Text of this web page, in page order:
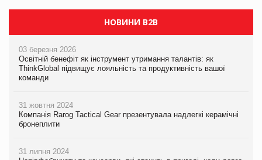
НОВИНИ B2B
03 березня 2026
Освітній бенефіт як інструмент утримання талантів: як
ThinkGlobal підвищує лояльність та продуктивність вашої
команди
31 жовтня 2024
Компанія Rarog Tactical Gear презентувала надлегкі керамічні
бронеплити
31 липня 2024